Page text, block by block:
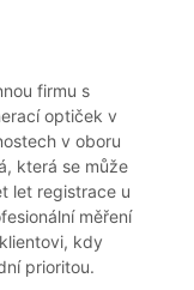
firmu s
optiček v
v oboru
která se může
let registrace u
měření
kdy
prioritou.